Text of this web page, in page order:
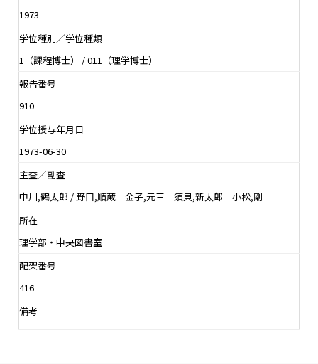
1973
学位種別／学位種類
1（課程博士） / 011（理学博士）
報告番号
910
学位授与年月日
1973-06-30
主査／副査
中川,鶴太郎 / 野口,順蔵 金子,元三 須貝,新太郎 小松,剛
所在
理学部・中央図書室
配架番号
416
備考